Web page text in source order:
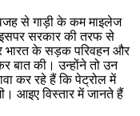
से गाड़ी के कम माइलेज
सरकार की तरफ से
भारत के सड़क परिवहन और
बात की। उन्होंने तो उन
कर रहे हैं कि पेट्रोल में
आइए विस्तार में जानते हैं